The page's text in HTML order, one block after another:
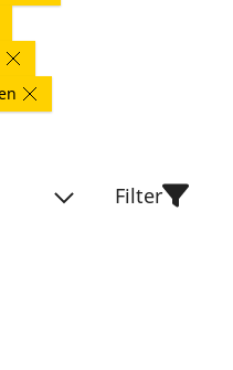
Filter